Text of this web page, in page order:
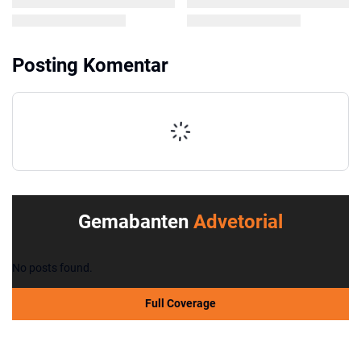
Posting Komentar
Gemabanten Advetorial
No posts found.
Full Coverage